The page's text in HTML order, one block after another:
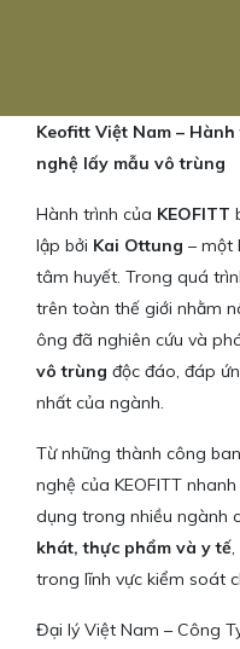
Keofitt Việt Nam –
nghệ lấy mẫu vô trùng
Hành trình của KEOFITT
lập bởi Kai Ottung – một
tâm huyết. Trong quá
trên toàn thế giới nhằm
ông đã nghiên cứu và
vô trùng độc đáo, đáp
nhất của ngành.
Từ những thành công
nghệ của KEOFITT
dụng trong nhiều ngành
khát, thực phẩm và y tế,
trong lĩnh vực kiểm soát
Đại lý Việt Nam – Công